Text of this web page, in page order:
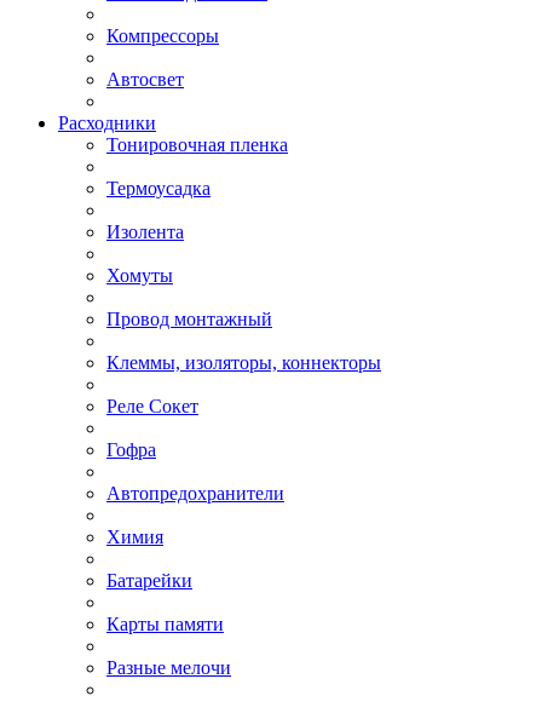
Компрессоры
Автосвет
Расходники
Тонировочная пленка
Термоусадка
Изолента
Хомуты
Провод монтажный
Клеммы, изоляторы, коннекторы
Реле Сокет
Гофра
Автопредохранители
Химия
Батарейки
Карты памяти
Разные мелочи